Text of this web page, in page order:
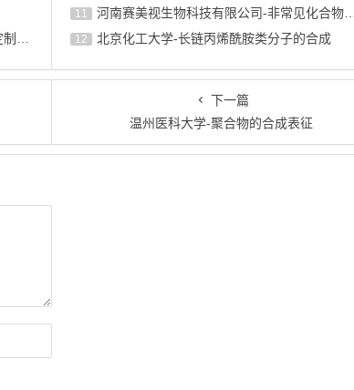
11 河南赛美视生物科技有限公司-非常见化合物的定制合成，工艺研发
12 北京化工大学-长链丙烯酰胺类分子的合成
下一篇
温州医科大学-聚合物的合成表征